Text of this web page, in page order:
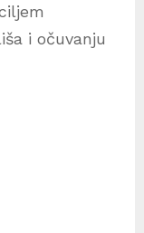
i očuvanju